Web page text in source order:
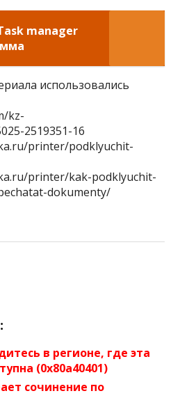
manager
использовались
kz-
2519351-16
printer/podklyuchit-
printer/kak-podklyuchit-
dokumenty/
в регионе, где эта
(0x80a40401)
сочинение по